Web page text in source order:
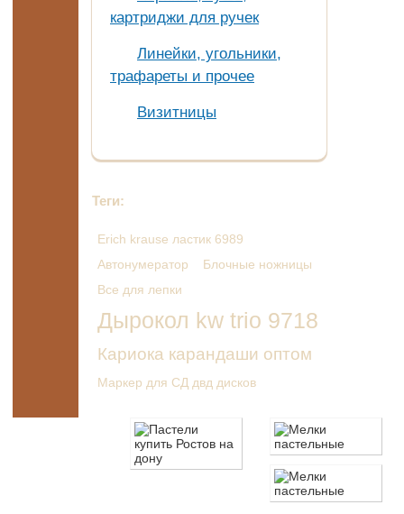
картриджи для ручек
Линейки, угольники,
трафареты и прочее
Визитницы
Теги:
Erich krause ластик 6989
Автонумератор
Блочные ножницы
Все для лепки
Дырокол kw trio 9718
Кариока карандаши оптом
Маркер для СД двд дисков